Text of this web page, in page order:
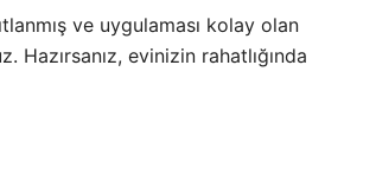
ve uygulaması kolay olan
Hazırsanız, evinizin rahatlığında